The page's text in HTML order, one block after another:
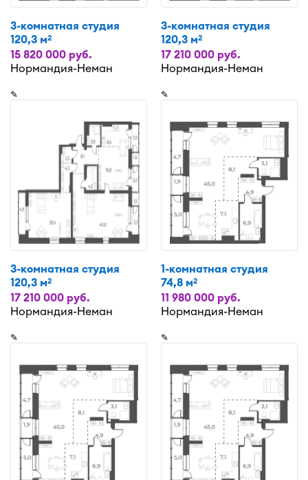
3-комнатная студия
120,3 м2
15 820 000 руб.
Нормандия-Неман
3-комнатная студия
120,3 м2
17 210 000 руб.
Нормандия-Неман
✎
3-комнатная студия
120,3 м2
17 210 000 руб.
Нормандия-Неман
✎
1-комнатная студия
74,8 м2
11 980 000 руб.
Нормандия-Неман
✎ ✎